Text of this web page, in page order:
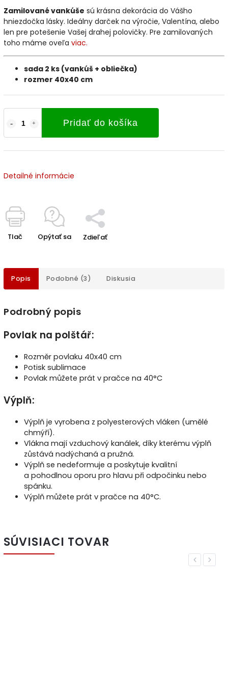
Pridať do košíka
Zamilované vankúše sú krásna dekorácia do Vášho
hniezdočka lásky. Ideálny darček na výročie, Valentína, alebo
len pre potešenie Vašej drahej polovičky. Pre zamilovaných
toho máme oveľa viac.
sada 2 ks (vankúš + obliečka)
rozmer 40x40 cm
Detailné informácie
Tlač Opýtať sa Zdieľať
Popis Podobné (3) Diskusia
Podrobný popis
Povlak na polštář:
Rozměr povlaku 40x40 cm
Potisk sublimace
Povlak můžete prát v pračce na 40°C
Výplň:
Výplň je vyrobena z polyesterových vláken (umělé
chmýří).
Vlákna mají vzduchový kanálek, díky kterému výplň
zůstává nadýchaná a pružná.
Výplň se nedeformuje a poskytuje kvalitní
a pohodlnou oporu pro hlavu při odpočinku nebo
spánku.
Výplň můžete prát v pračce na 40°C.
SÚVISIACI TOVAR
Previous
Next